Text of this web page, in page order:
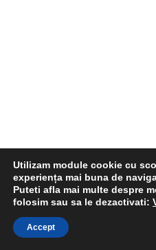
Utilizam module cookie cu
experiența mai buna de
Puteti afla mai multe despre
folosim sau sa le dezactivati:
Accept